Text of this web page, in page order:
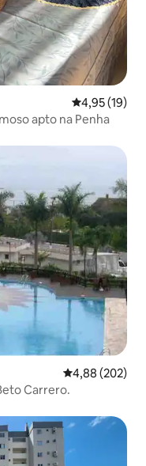
4,95 de uma
4,95 (19)
em agosto num charmoso apto na Penha
4,88 de uma
4,88 (202)
Carrero.